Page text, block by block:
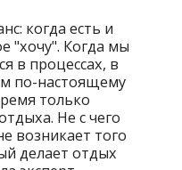
когда есть и
"хочу". Когда мы
в процессах, в
по-настоящему
только
Не с чего
возникает того
делает отдых